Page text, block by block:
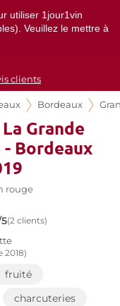
utiliser 1jour1vin
Veuillez le mettre à
clients
Bordeaux
Grande
Bordeaux
rouge
(2 clients)
2018)
fruité
charcuteries